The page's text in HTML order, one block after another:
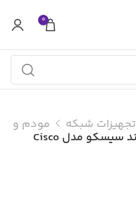
0
تجهیزات شبکه مودم و
اکسس پوینت بی سیم دو باند سیسکو مدل Cisco